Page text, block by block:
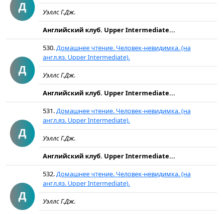
Д
Уэллс Г.Дж.
Английский клуб. Upper Intermediate...
Д
530.Домашнее чтение. Человек-невидимка. (на
англ.яз. Upper Intermediate).
Уэллс Г.Дж.
Английский клуб. Upper Intermediate...
Д
531.Домашнее чтение. Человек-невидимка. (на
англ.яз. Upper Intermediate).
Уэллс Г.Дж.
Английский клуб. Upper Intermediate...
Д
532.Домашнее чтение. Человек-невидимка. (на
англ.яз. Upper Intermediate).
Уэллс Г.Дж.